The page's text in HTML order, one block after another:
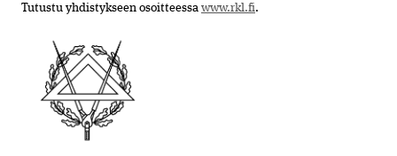
Tutustu yhdistykseen osoitteessa www.rkl.fi.